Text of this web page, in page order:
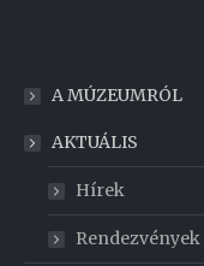
A MÚZEUMRÓL
AKTUÁLIS
Hírek
Rendezvények